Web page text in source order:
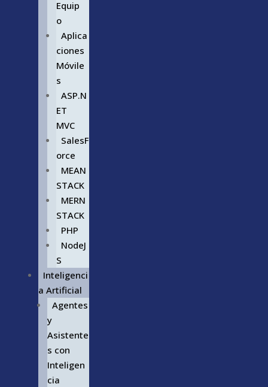
Equip
o
Aplica
ciones
Móvile
s
ASP.N
ET
MVC
SalesF
orce
MEAN
STACK
MERN
STACK
PHP
NodeJ
S
Inteligenci
a Artificial
Agentes
y
Asistente
s con
Inteligen
cia